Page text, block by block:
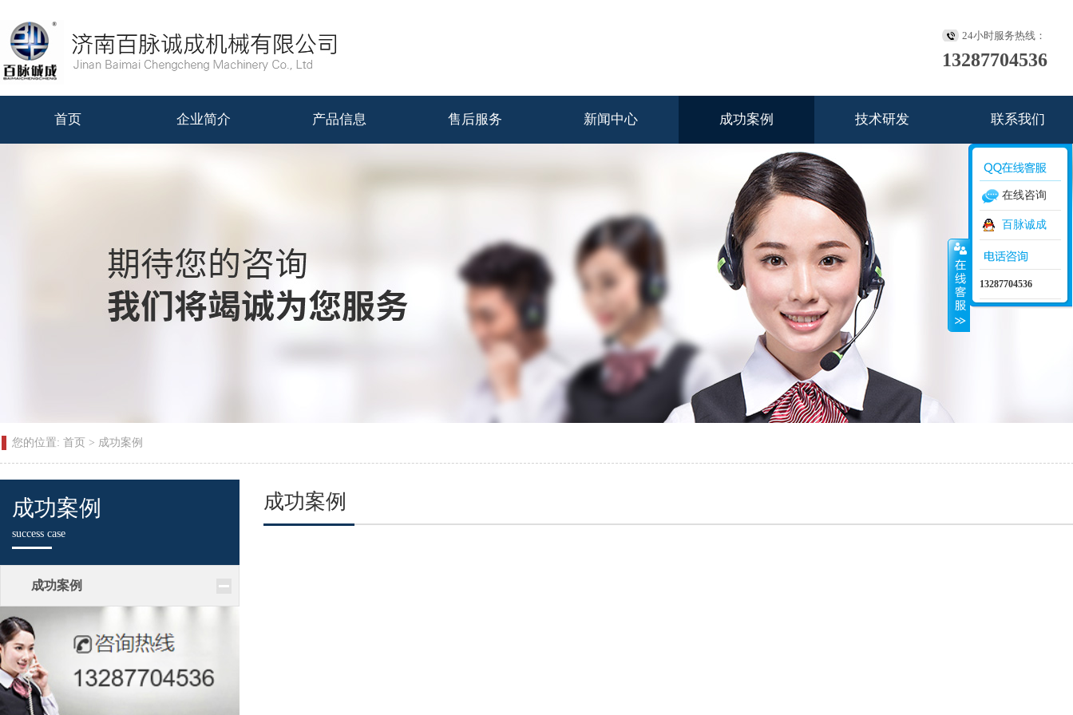
在线咨询
百脉诚成
13287704536
24小时服务热线：
13287704536
首页 企业简介 产品信息 售后服务 新闻中心 成功案例 技术研发 联系我们
您的位置: 首页 > 成功案例
成功案例
success case
成功案例
成功案例